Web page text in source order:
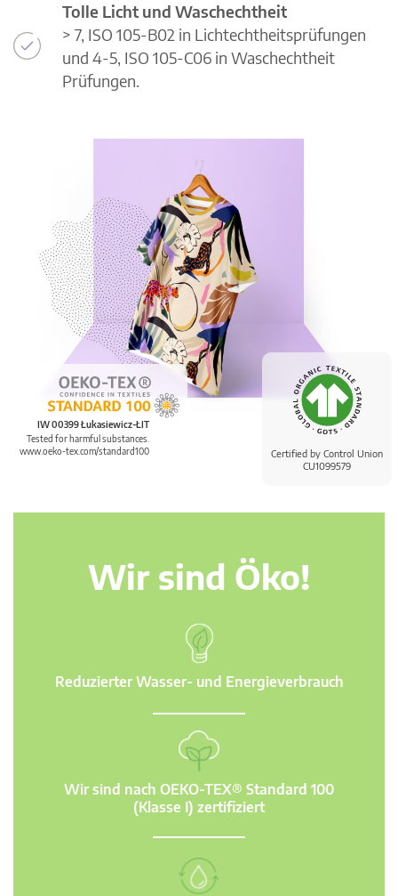
Certified by Control Union
CU1099579
IW 00399 Łukasiewicz-ŁIT
Tested for harmful substances.
www.oeko-tex.com/standard100
Tolle Licht und Waschechtheit
> 7, ISO 105-B02 in Lichtechtheitsprüfungen
und 4-5, ISO 105-C06 in Waschechtheit
Prüfungen.
Wir sind Öko!
Reduzierter Wasser- und Energieverbrauch
Wir sind nach OEKO-TEX® Standard 100
(Klasse I) zertifiziert